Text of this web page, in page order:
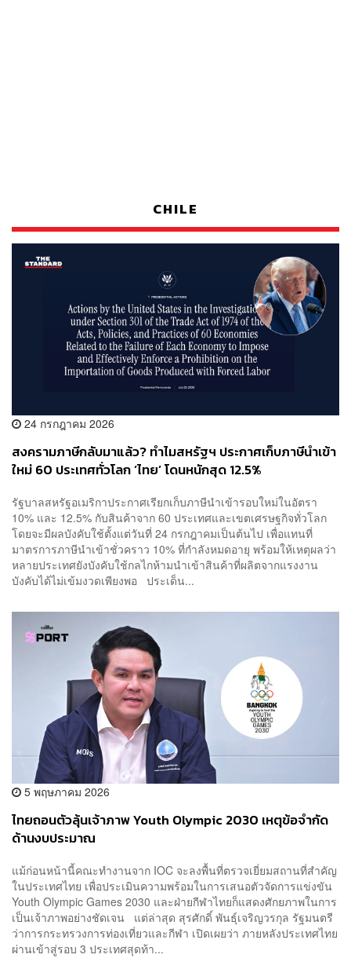
CHILE
24 กรกฎาคม 2026
สงครามภาษีกลับมาแล้ว? ทำไมสหรัฐฯ ประกาศเก็บภาษีนำเข้า
ใหม่ 60 ประเทศทั่วโลก ‘ไทย’ โดนหนักสุด 12.5%
รัฐบาลสหรัฐอเมริกาประกาศเรียกเก็บภาษีนำเข้ารอบใหม่ในอัตรา
10% และ 12.5% กับสินค้าจาก 60 ประเทศและเขตเศรษฐกิจทั่วโลก
โดยจะมีผลบังคับใช้ตั้งแต่วันที่ 24 กรกฎาคมเป็นต้นไป เพื่อแทนที่
มาตรการภาษีนำเข้าชั่วคราว 10% ที่กำลังหมดอายุ พร้อมให้เหตุผลว่า
หลายประเทศยังบังคับใช้กลไกห้ามนำเข้าสินค้าที่ผลิตจากแรงงาน
บังคับได้ไม่เข้มงวดเพียงพอ ประเด็น...
5 พฤษภาคม 2026
ไทยถอนตัวลุ้นเจ้าภาพ Youth Olympic 2030 เหตุข้อจำกัด
ด้านงบประมาณ
แม้ก่อนหน้านี้คณะทำงานจาก IOC จะลงพื้นที่ตรวจเยี่ยมสถานที่สำคัญ
ในประเทศไทย เพื่อประเมินความพร้อมในการเสนอตัวจัดการแข่งขัน
Youth Olympic Games 2030 และฝ่ายกีฬาไทยก็แสดงศักยภาพในการ
เป็นเจ้าภาพอย่างชัดเจน แต่ล่าสุด สุรศักดิ์ พันธุ์เจริญวรกุล รัฐมนตรี
ว่าการกระทรวงการท่องเที่ยวและกีฬา เปิดเผยว่า ภายหลังประเทศไทย
ผ่านเข้าสู่รอบ 3 ประเทศสุดท้า...